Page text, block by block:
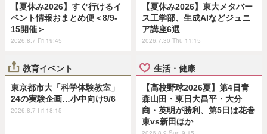
【夏休み2026】すぐ行けるイ
ベント情報おまとめ便＜8/9-
15開催＞
2026.8.7 Fri 19:45
【夏休み2026】東大メタバー
ス工学部、生成AIなどジュニ
ア講座6選
2026.7.30 Thu 11:15
教育イベント
東京都市大「科学体験教室」
24の実験企画…小中向け9/6
2026.8.7 Fri 18:15
生活・健康
【高校野球2026夏】第4日青
森山田・東日大昌平・大分
商・英明が勝利、第5日は花巻
東vs新田ほか